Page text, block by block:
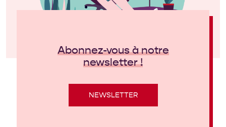
Abonnez-vous à notre
newsletter !
NEWSLETTER